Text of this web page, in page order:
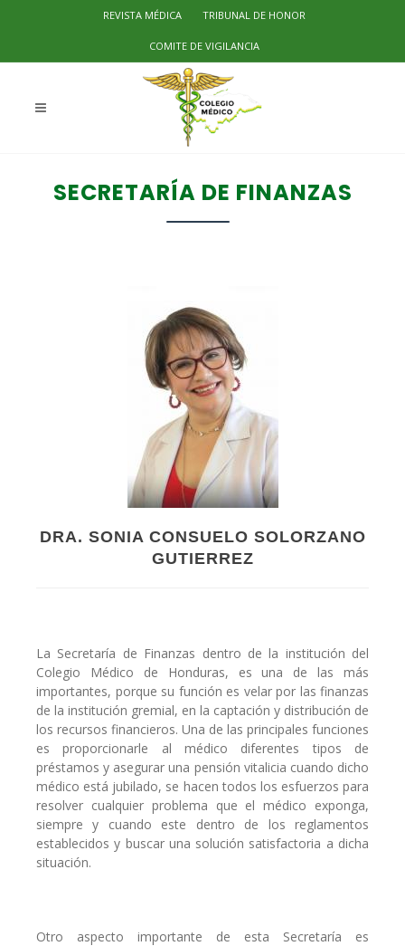
REVISTA MÉDICA TRIBUNAL DE HONOR
COMITE DE VIGILANCIA
SECRETARÍA DE FINANZAS
DRA. SONIA CONSUELO SOLORZANO
GUTIERREZ
La Secretaría de Finanzas dentro de la institución del
Colegio Médico de Honduras, es una de las más
importantes, porque su función es velar por las finanzas
de la institución gremial, en la captación y distribución de
los recursos financieros. Una de las principales funciones
es proporcionarle al médico diferentes tipos de
préstamos y asegurar una pensión vitalicia cuando dicho
médico está jubilado, se hacen todos los esfuerzos para
resolver cualquier problema que el médico exponga,
siempre y cuando este dentro de los reglamentos
establecidos y buscar una solución satisfactoria a dicha
situación.
Otro aspecto importante de esta Secretaría es